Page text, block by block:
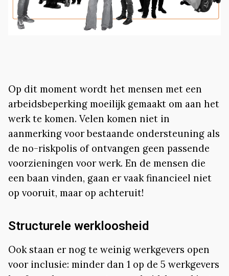
Op dit moment wordt het mensen met een
arbeidsbeperking moeilijk gemaakt om aan het
werk te komen. Velen komen niet in
aanmerking voor bestaande ondersteuning als
de no-riskpolis of ontvangen geen passende
voorzieningen voor werk. En de mensen die
een baan vinden, gaan er vaak financieel niet
op vooruit, maar op achteruit!
Structurele werkloosheid
Ook staan er nog te weinig werkgevers open
voor inclusie: minder dan 1 op de 5 werkgevers